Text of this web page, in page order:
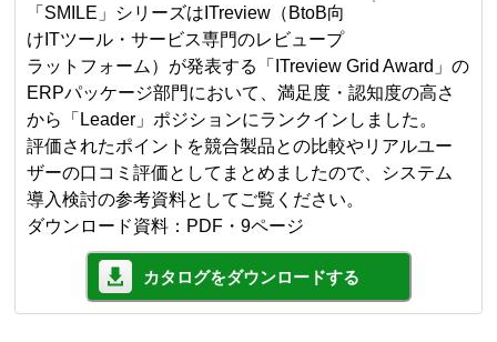
「SMILE」シリーズはITreview（BtoB向
けITツール・サービス専門のレビュープ
ラットフォーム）が発表する「ITreview Grid Award」の
ERPパッケージ部門において、満足度・認知度の高さ
から「Leader」ポジションにランクインしました。
評価されたポイントを競合製品との比較やリアルユー
ザーの口コミ評価としてまとめましたので、システム
導入検討の参考資料としてご覧ください。
ダウンロード資料：PDF・9ページ
カタログをダウンロードする